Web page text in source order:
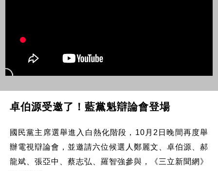
卓伯源受邀了！藍黨魁辯論會登場
國民黨主席選舉進入白熱化階段，10月2日晚間再度舉
辦電視辯論會，並邀請六位候選人鄭麗文、卓伯源、郝
龍斌、張亞中、蔡志弘、羅智強參與，《三立新聞網》